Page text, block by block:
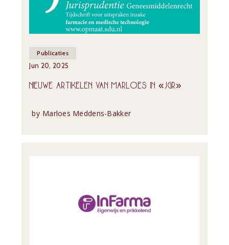
Publicaties
Jun 20, 2025
NIEUWE ARTIKELEN VAN MARLOES IN «JGR»
by Marloes Meddens-Bakker